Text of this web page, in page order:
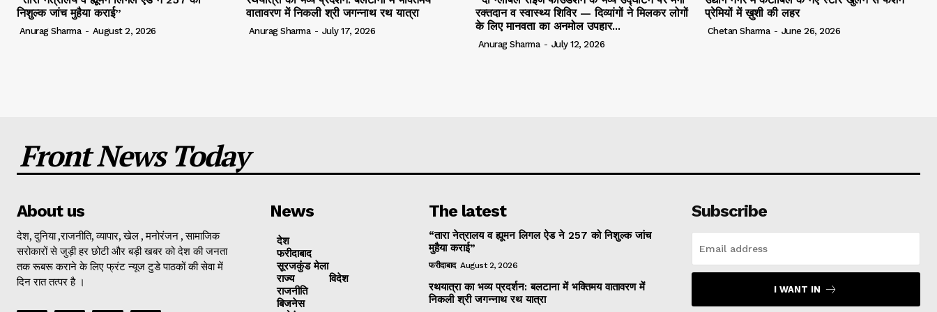
निशुल्क जांच मुहैया कराई”
Anurag Sharma - August 2, 2026
वातावरण में निकली श्री जगन्नाथ रथ यात्रा
Anurag Sharma - July 17, 2026
रक्तदान व स्वास्थ्य शिविर — दिव्यांगों ने मिलकर लोगों
के लिए मानवता का अनमोल उपहार...
Anurag Sharma - July 12, 2026
प्रेमियों में ख़ुशी की लहर
Chetan Sharma - June 26, 2026
Front News Today
About us
देश, दुनिया ,राजनीति, व्यापार, खेल , मनोरंजन , सामाजिक
सरोकारों से जुड़ी हर छोटी और बड़ी खबर को देश की जनता
तक रूबरू कराने के लिए फ्रंट न्यूज टुडे पाठकों की सेवा में
दिन रात तत्पर है ।
News
देश
फरीदाबाद
सूरजकुंड मेला
राज्‍य
विदेश
राजनीति
बिजनेस
The latest
“तारा नेत्रालय व ह्यूमन लिगल ऐड ने 257 को निशुल्क जांच
मुहैया कराई”
फरीदाबाद August 2, 2026
रथयात्रा का भव्य प्रदर्शन: बलटाना में भक्तिमय वातावरण में
निकली श्री जगन्नाथ रथ यात्रा
Subscribe
I WANT IN